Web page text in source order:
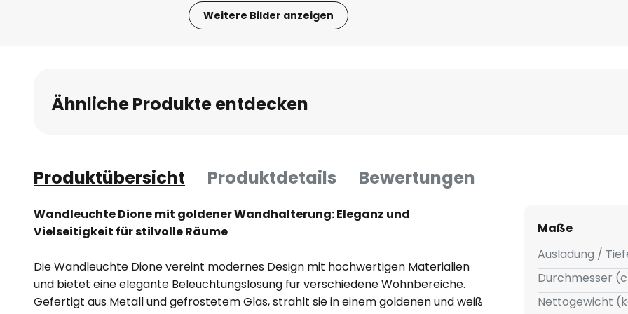
Weitere Bilder anzeigen
Bildgalerie
springen
Ähnliche Produkte entdecken
Produktübersicht Produktdetails Bewertungen
Wandleuchte Dione mit goldener Wandhalterung: Eleganz und
Vielseitigkeit für stilvolle Räume
Die Wandleuchte Dione vereint modernes Design mit hochwertigen Materialien
und bietet eine elegante Beleuchtungslösung für verschiedene Wohnbereiche.
Gefertigt aus Metall und gefrostetem Glas, strahlt sie in einem goldenen und weiß
Maße
Ausladung /
Durchmesser
Nettogewicht